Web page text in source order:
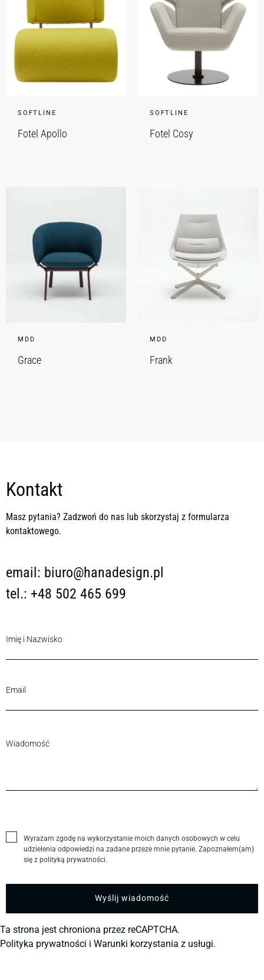
SOFTLINE
Fotel Apollo
SOFTLINE
Fotel Cosy
MDD
Grace
MDD
Frank
Kontakt
Masz pytania? Zadzwoń do nas lub skorzystaj z formularza
kontaktowego.
email: biuro@hanadesign.pl
tel.: +48 502 465 699
Wyrażam zgodę na wykorzystanie moich danych osobowych w celu
udzielenia odpowiedzi na zadane przeze mnie pytanie. Zapoznałem(am)
się z polityką prywatności.
Ta strona jest chroniona przez reCAPTCHA.
Polityka prywatności i Warunki korzystania z usługi.